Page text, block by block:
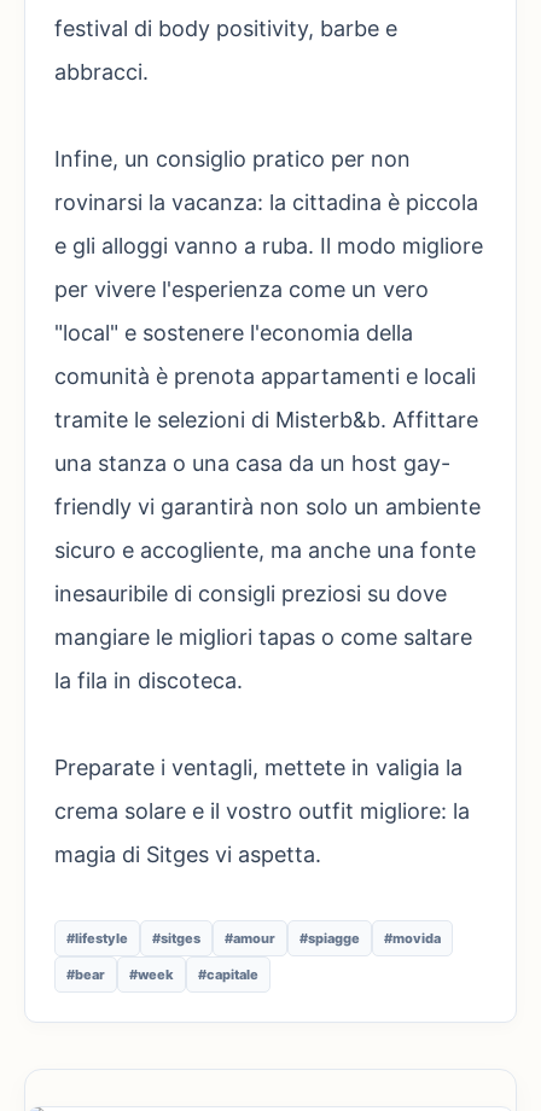
festival di body positivity, barbe e
abbracci.
Infine, un consiglio pratico per non
rovinarsi la vacanza: la cittadina è piccola
e gli alloggi vanno a ruba. Il modo migliore
per vivere l'esperienza come un vero
"local" e sostenere l'economia della
comunità è prenota appartamenti e locali
tramite le selezioni di Misterb&b. Affittare
una stanza o una casa da un host gay-
friendly vi garantirà non solo un ambiente
sicuro e accogliente, ma anche una fonte
inesauribile di consigli preziosi su dove
mangiare le migliori tapas o come saltare
la fila in discoteca.
Preparate i ventagli, mettete in valigia la
crema solare e il vostro outfit migliore: la
magia di Sitges vi aspetta.
#lifestyle #sitges #amour #spiagge #movida
#bear #week #capitale